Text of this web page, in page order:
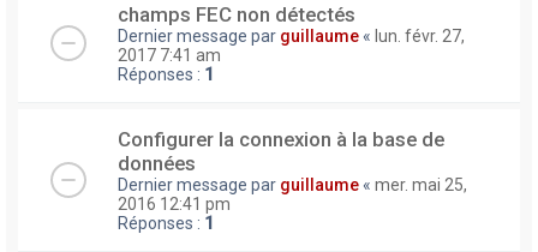
champs FEC non détectés
Dernier message par guillaume « lun. févr. 27,
2017 7:41 am
Réponses : 1
Configurer la connexion à la base de
données
Dernier message par guillaume « mer. mai 25,
2016 12:41 pm
Réponses : 1